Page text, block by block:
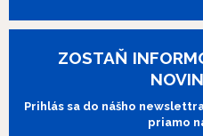
ZOSTAŇ
Prihlás sa do nášho
priamo